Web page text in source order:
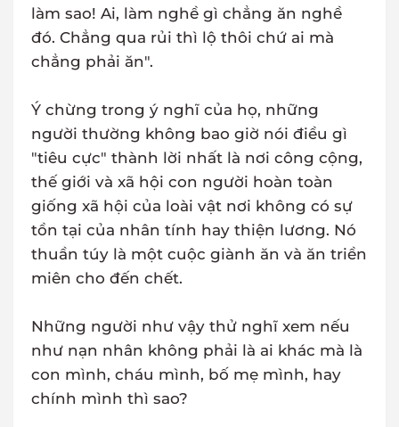
làm sao! Ai, làm nghề gì chẳng ăn nghề
đó. Chẳng qua rủi thì lộ thôi chứ ai mà
chẳng phải ăn".
Ý chừng trong ý nghĩ của họ, những
người thường không bao giờ nói điều gì
"tiêu cực" thành lời nhất là nơi công cộng,
thế giới và xã hội con người hoàn toàn
giống xã hội của loài vật nơi không có sự
tồn tại của nhân tính hay thiện lương. Nó
thuần túy là một cuộc giành ăn và ăn triền
miên cho đến chết.
Những người như vậy thử nghĩ xem nếu
như nạn nhân không phải là ai khác mà là
con mình, cháu mình, bố mẹ mình, hay
chính mình thì sao?